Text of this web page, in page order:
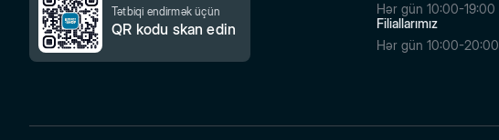
Tətbiqi endirmək üçün
QR kodu skan edin
Hər gün 10:00-19:00
Filiallarımız
Hər gün 10:00-20:00